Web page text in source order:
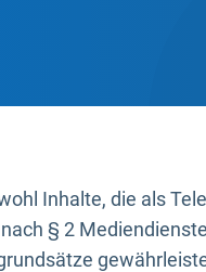
Inhalte, die als
§ 2